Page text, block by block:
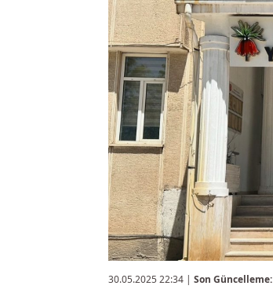
30.05.2025 22:34 | Son Güncelleme: